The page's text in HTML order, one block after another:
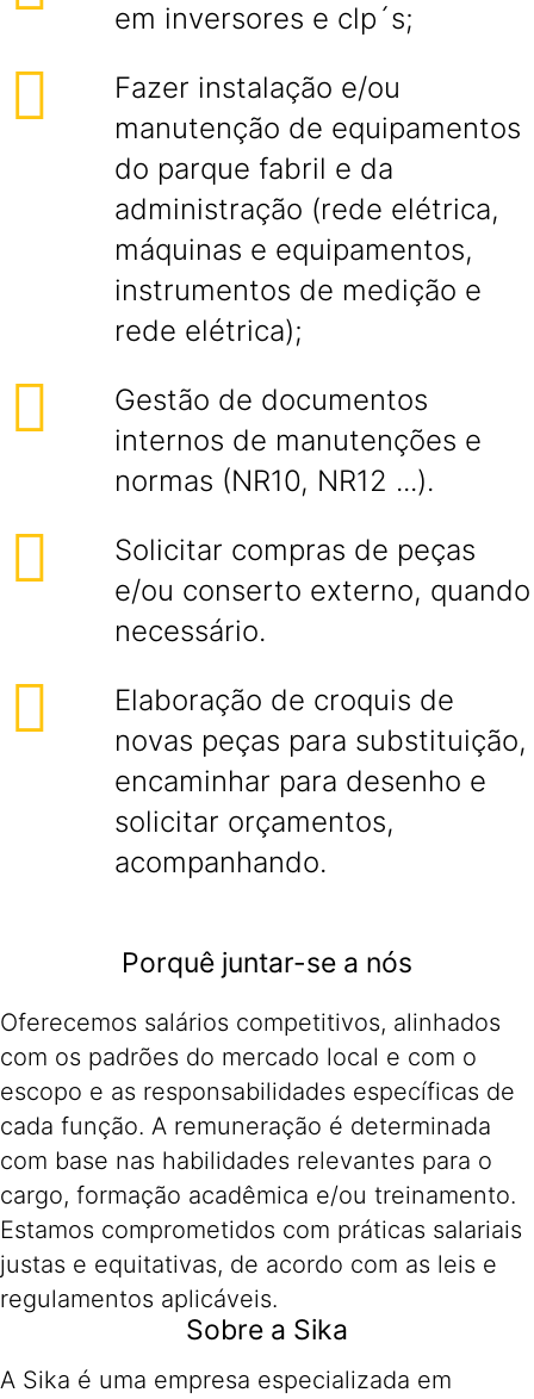
em inversores e clp´s;
Fazer instalação e/ou
manutenção de equipamentos
do parque fabril e da
administração (rede elétrica,
máquinas e equipamentos,
instrumentos de medição e
rede elétrica);
Gestão de documentos
internos de manutenções e
normas (NR10, NR12 ...).
Solicitar compras de peças
e/ou conserto externo, quando
necessário.
Elaboração de croquis de
novas peças para substituição,
encaminhar para desenho e
solicitar orçamentos,
acompanhando.
Porquê juntar-se a nós
Oferecemos salários competitivos, alinhados
com os padrões do mercado local e com o
escopo e as responsabilidades específicas de
cada função. A remuneração é determinada
com base nas habilidades relevantes para o
cargo, formação acadêmica e/ou treinamento.
Estamos comprometidos com práticas salariais
justas e equitativas, de acordo com as leis e
regulamentos aplicáveis.
Sobre a Sika
A Sika é uma empresa especializada em